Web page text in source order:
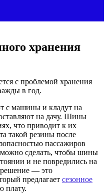
хранения
с проблемой хранения
в год.
с машины и кладут на
на дачу. Шины
что приводит к их
такой резины после
пассажиров
можно сделать, чтобы шины
и не повредились на
решение — это
предлагает сезонное
плату.